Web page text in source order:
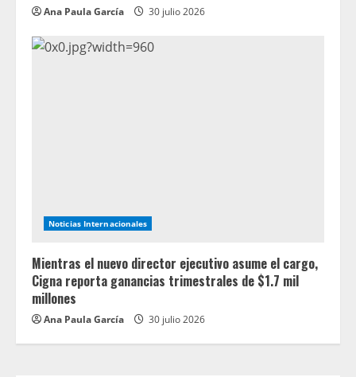
Ana Paula García 30 julio 2026
Noticias Internacionales
Mientras el nuevo director ejecutivo asume el cargo,
Cigna reporta ganancias trimestrales de $1.7 mil
millones
Ana Paula García 30 julio 2026